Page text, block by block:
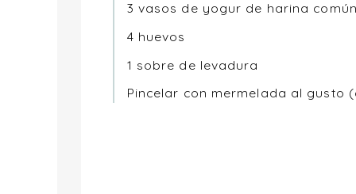
3 vasos de yogur de harina común
4 huevos
1 sobre de levadura
Pincelar con mermelada al gusto